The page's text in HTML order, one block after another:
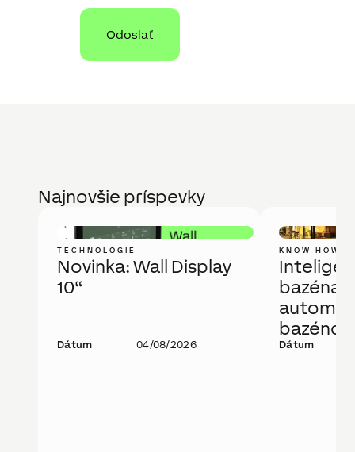
Najnovšie príspevky
TECHNOLÓGIE
Novinka: Wall Display
10“
Dátum 04/08/2026
KNOW HOW
bazéna a
Dátum